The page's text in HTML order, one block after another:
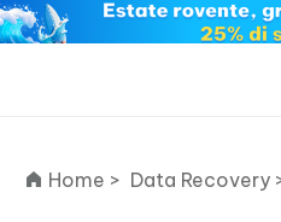
Home > Data Recovery